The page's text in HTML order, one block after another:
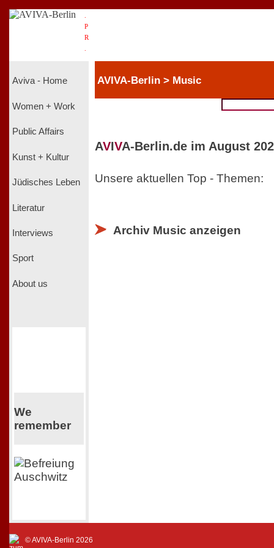
P
R
Aviva - Home
Women + Work
Public Affairs
Kunst + Kultur
Jüdisches Leben
Literatur
Interviews
Sport
About us
We
remember
AVIVA-Berlin > Music
AVIVA-Berlin.de im August
Unsere aktuellen Top - Themen:
Archiv Music anzeigen
© AVIVA-Berlin 2026